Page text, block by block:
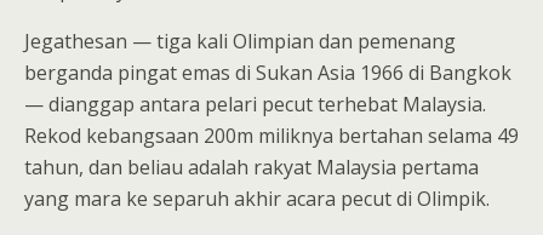
Jegathesan — tiga kali Olimpian dan pemenang
berganda pingat emas di Sukan Asia 1966 di Bangkok
— dianggap antara pelari pecut terhebat Malaysia.
Rekod kebangsaan 200m miliknya bertahan selama 49
tahun, dan beliau adalah rakyat Malaysia pertama
yang mara ke separuh akhir acara pecut di Olimpik.